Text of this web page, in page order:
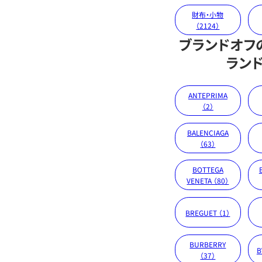
財布・小物
（2124）
ブランドオ
ラン
ANTEPRIMA
（2）
BALENCIAGA
（63）
BOTTEGA
VENETA （80）
BREGUET （1）
BURBERRY
（37）